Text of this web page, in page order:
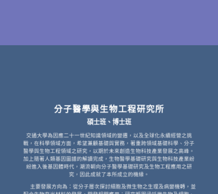
分子醫學與生物工程研究所
碩士班、博士班
交通大學為因應二十一世紀知識領域的變遷，以及全球化永續經營之挑
戰，在科學領域方面，希望兼顧基礎與實務，著重跨領域基礎科學、分子
醫學與生物工程領域之研究，以期於未來創造生物科技產業發展之高峰。
加上隨著人類基因圖譜的解讀完成，生物醫學基礎研究與生物科技產業紛
紛進入後基因體時代，潮流朝向分子醫學基礎研究及生物工程應用之研
究，因此成就了本所成立的機緣。
主要發展方向為：從分子層次探討細胞及微生物之生理及病變機轉，並